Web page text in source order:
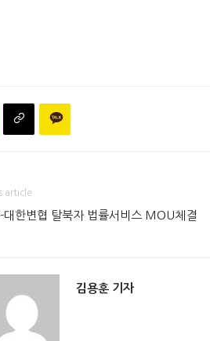
article
대한변협 탈북자 법률서비스 MOU체결
김용훈 기자